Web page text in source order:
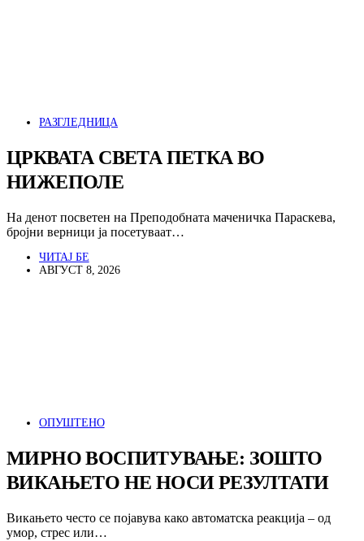
РАЗГЛЕДНИЦА
ЦРКВАТА СВЕТА ПЕТКА ВО
НИЖЕПОЛЕ
На денот посветен на Преподобната маченичка Параскева,
бројни верници ја посетуваат…
ЧИТАЈ БЕ
АВГУСТ 8, 2026
ОПУШТЕНО
МИРНО ВОСПИТУВАЊЕ: ЗОШТО
ВИКАЊЕТО НЕ НОСИ РЕЗУЛТАТИ
Викањето често се појавува како автоматска реакција – од
умор, стрес или…